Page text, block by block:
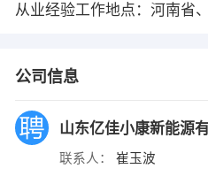
从业经验工作地点：河南省
公司信息
山东亿佳小康新能源
联系人： 崔玉波